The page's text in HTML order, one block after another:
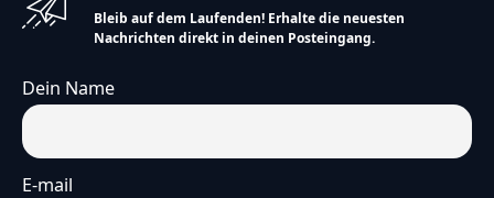
Bleib auf dem Laufenden! Erhalte die neuesten
Nachrichten direkt in deinen Posteingang.
Dein Name
E-mail